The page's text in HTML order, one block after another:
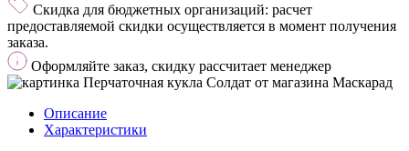
Скидка для бюджетных организаций: расчет
предоставляемой скидки осуществляется в момент получения
заказа.
Оформляйте заказ, скидку рассчитает менеджер
Описание
Характеристики